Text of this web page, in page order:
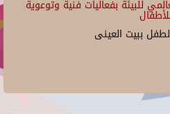
للبيئة بفعاليات فنية وتوعوية
ببيت العينى